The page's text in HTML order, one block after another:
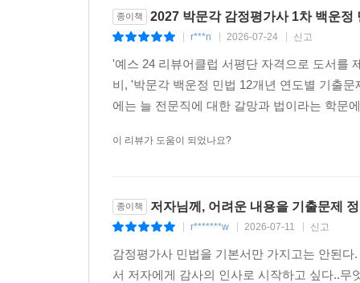
종이책 2027 박문각 감정평가사 1차 백운정
r***n 2026-07-24 신고
'예스 24 리뷰어클럽 서평단 자격으로 도서를
비, '박문각 백운정 민법 12개년 연도별 기출
에는 늘 전문직에 대한 갈망과 법이라는 학문
이 리뷰가 도움이 되었나요?
종이책 저자님께, 어려운 내용을 기출문제
r*******w 2026-07-11 신고
감정평가사 민법을 기본서만 가지고는 안된
서 저자에게 감사의 인사로 시작하고 싶다..무